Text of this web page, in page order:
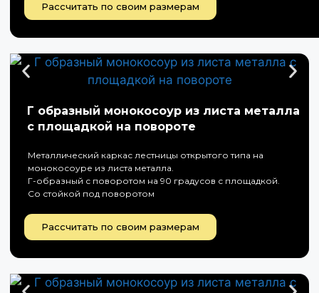
Рассчитать по своим размерам
Г образный монокосоур из листа металла
с площадкой на повороте
Металлический каркас лестницы открытого типа на
монокосоуре из листа металла.
Г-образный с поворотом на 90 градусов с площадкой.
Со стойкой под поворотом
Рассчитать по своим размерам